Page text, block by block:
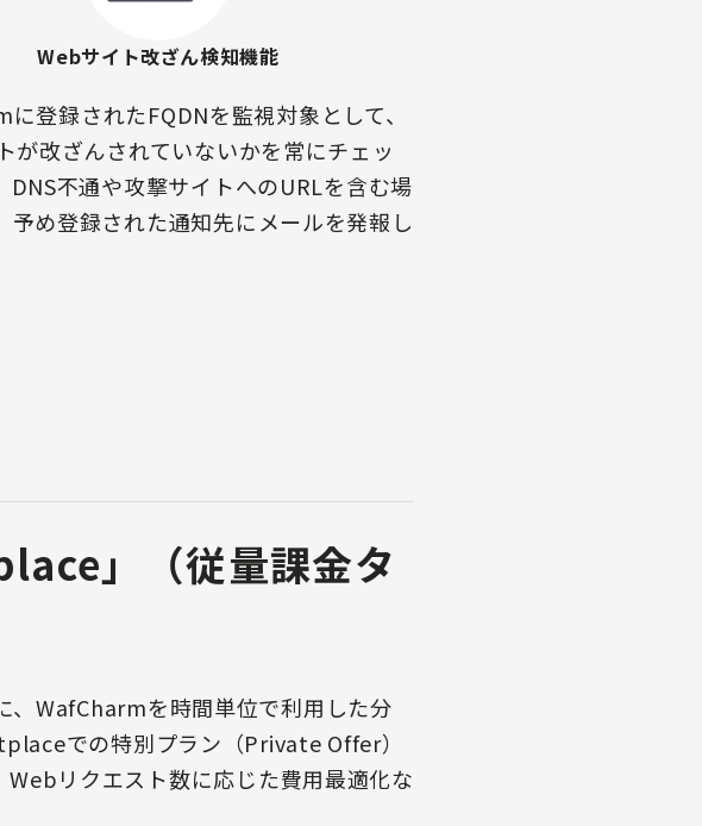
Webサイト改ざん検知機能
登録されたFQDNを監視対象として、
が改ざんされていないかを常にチェッ
DNS不通や攻撃サイトへのURLを含む場
予め登録された通知先にメールを発報し
」（従量課金タ
、WafCharmを時間単位で利用した分
での特別プラン（Private Offer）
リクエスト数に応じた費用最適化な